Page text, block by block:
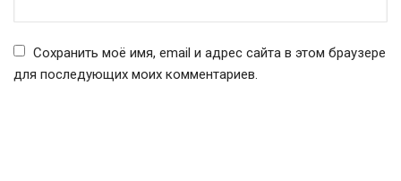
Сохранить моё имя, email и адрес сайта в этом браузере
для последующих моих комментариев.